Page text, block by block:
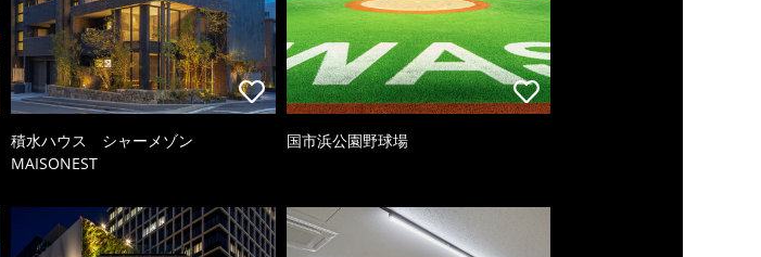
積水ハウス シャーメゾン
MAISONEST
国市浜公園野球場